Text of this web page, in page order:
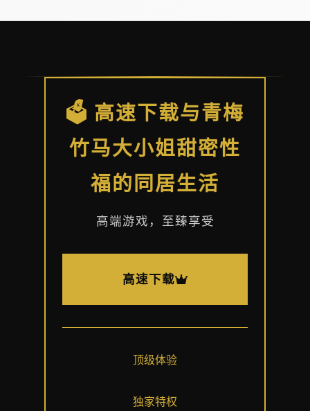
🗳️ 高速下载与青梅
竹马大小姐甜密性
福的同居生活
高端游戏，至臻享受
高速下载
顶级体验
独家特权